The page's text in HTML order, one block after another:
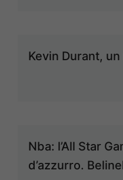
Kevin Durant,
Nba: l’All Star
d’azzurro.